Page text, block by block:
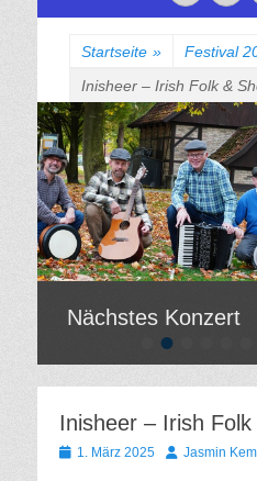
Startseite » Festival
Inisheer – Irish Folk &
•
Nächstes Konzert
Inisheer – Irish
Gepostet
1. März 2025 AutorJasmin